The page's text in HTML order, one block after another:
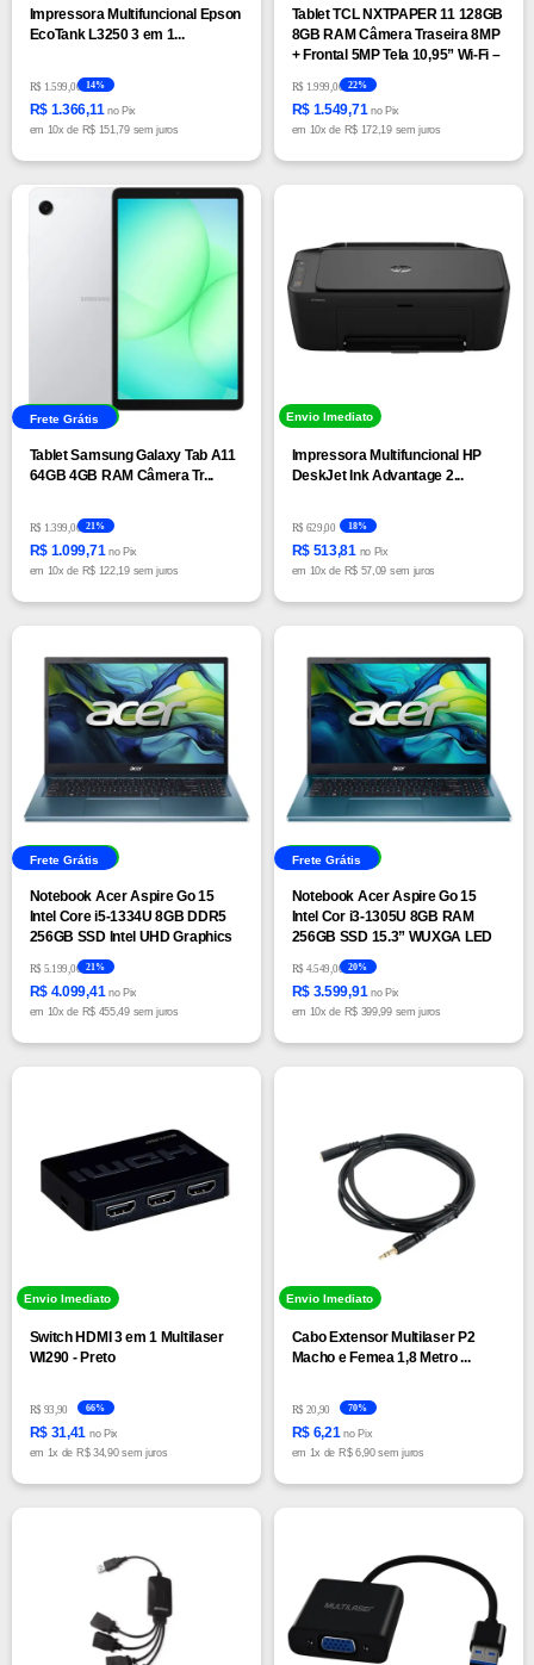
Impressora Multifuncional Epson
EcoTank L3250 3 em 1...
R$ 1.599,00
R$ 1.366,11no Pix
em 10x de R$ 151,79 sem juros
14%
Tablet TCL NXTPAPER 11 128GB
8GB RAM Câmera Traseira 8MP
+ Frontal 5MP Tela 10,95” Wi-Fi –
Cinza Estelar
R$ 1.999,00
R$ 1.549,71no Pix
em 10x de R$ 172,19 sem juros
22%
Envio Imediato
Frete Grátis
Tablet Samsung Galaxy Tab A11
64GB 4GB RAM Câmera Tr...
R$ 1.399,00
R$ 1.099,71no Pix
em 10x de R$ 122,19 sem juros
21%
Envio Imediato
Impressora Multifuncional HP
DeskJet Ink Advantage 2...
R$ 629,00
R$ 513,81no Pix
em 10x de R$ 57,09 sem juros
18%
Envio Imediato
Frete Grátis
Notebook Acer Aspire Go 15
Intel Core i5-1334U 8GB DDR5
256GB SSD Intel UHD Graphics
15,6” Full HD+ LED Windows 11 -
Azul
R$ 5.199,00
R$ 4.099,41no Pix
em 10x de R$ 455,49 sem juros
21%
Envio Imediato
Frete Grátis
Notebook Acer Aspire Go 15
Intel Cor i3-1305U 8GB RAM
256GB SSD 15.3” WUXGA LED
Windows 11 – Azul Escuro
R$ 4.549,00
R$ 3.599,91no Pix
em 10x de R$ 399,99 sem juros
20%
Envio Imediato
Switch HDMI 3 em 1 Multilaser
WI290 - Preto
R$ 93,90
R$ 31,41 no Pix
em 1x de R$ 34,90 sem juros
66%
Envio Imediato
Cabo Extensor Multilaser P2
Macho e Femea 1,8 Metro ...
R$ 20,90
R$ 6,21no Pix
em 1x de R$ 6,90 sem juros
70%